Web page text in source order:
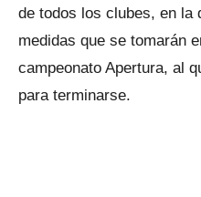
de todos los clubes, en la
medidas que se tomarán
campeonato Apertura, al
para terminarse.